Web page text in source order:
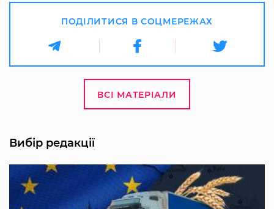
ПОДІЛИТИСЯ В СОЦМЕРЕЖАХ
ВСІ МАТЕРІАЛИ
Вибір редакції